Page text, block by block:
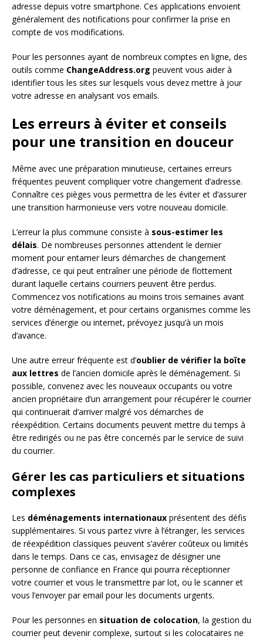
adresse depuis votre smartphone. Ces applications envoient
généralement des notifications pour confirmer la prise en
compte de vos modifications.
Pour les personnes ayant de nombreux comptes en ligne, des
outils comme ChangeAddress.org peuvent vous aider à
identifier tous les sites sur lesquels vous devez mettre à jour
votre adresse en analysant vos emails.
Les erreurs à éviter et conseils
pour une transition en douceur
Même avec une préparation minutieuse, certaines erreurs
fréquentes peuvent compliquer votre changement d’adresse.
Connaître ces pièges vous permettra de les éviter et d’assurer
une transition harmonieuse vers votre nouveau domicile.
L’erreur la plus commune consiste à sous-estimer les
délais. De nombreuses personnes attendent le dernier
moment pour entamer leurs démarches de changement
d’adresse, ce qui peut entraîner une période de flottement
durant laquelle certains courriers peuvent être perdus.
Commencez vos notifications au moins trois semaines avant
votre déménagement, et pour certains organismes comme les
services d’énergie ou internet, prévoyez jusqu’à un mois
d’avance.
Une autre erreur fréquente est d’oublier de vérifier la boîte
aux lettres de l’ancien domicile après le déménagement. Si
possible, convenez avec les nouveaux occupants ou votre
ancien propriétaire d’un arrangement pour récupérer le courrier
qui continuerait d’arriver malgré vos démarches de
réexpédition. Certains documents peuvent mettre du temps à
être redirigés ou ne pas être concernés par le service de suivi
du courrier.
Gérer les cas particuliers et situations
complexes
Les déménagements internationaux présentent des défis
supplémentaires. Si vous partez vivre à l’étranger, les services
de réexpédition classiques peuvent s’avérer coûteux ou limités
dans le temps. Dans ce cas, envisagez de désigner une
personne de confiance en France qui pourra réceptionner
votre courrier et vous le transmettre par lot, ou le scanner et
vous l’envoyer par email pour les documents urgents.
Pour les personnes en situation de colocation, la gestion du
courrier peut devenir complexe, surtout si les colocataires ne